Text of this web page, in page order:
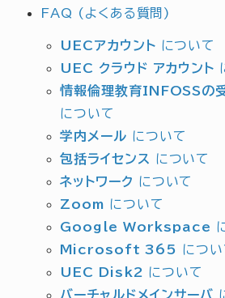
FAQ (よくある質問)
UECアカウント について
UEC クラウド アカウント
情報倫理教育INFOSSの
について
学内メール について
包括ライセンス
について
ネットワーク について
Zoom について
Google Workspace
Microsoft 365 につい
UEC Disk2 について
バーチャルドメインサーバ